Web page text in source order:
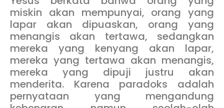
miskin akan mempunyai, orang yang
lapar akan dipuaskan, orang yang
menangis akan tertawa, sedangkan
mereka yang kenyang akan lapar,
mereka yang tertawa akan menangis,
mereka yang dipuji justru akan
menderita. Karena paradoks adalah
pernyataan yang mengandung